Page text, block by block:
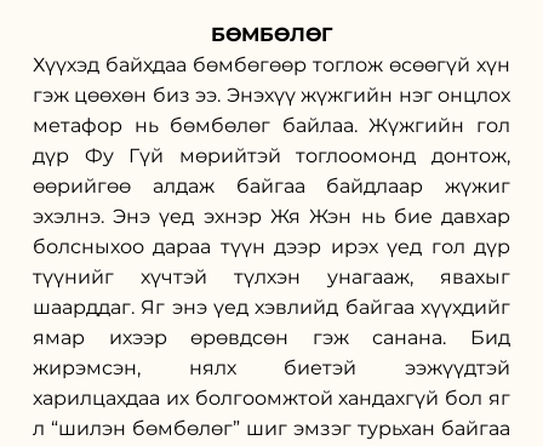
БӨМБӨЛӨГ
Хүүхэд байхдаа бөмбөгөөр тоглож өсөөгүй хүн
гэж цөөхөн биз ээ. Энэхүү жүжгийн нэг онцлох
метафор нь бөмбөлөг байлаа. Жүжгийн гол
дүр Фу Гүй мөрийтэй тоглоомонд донтож,
өөрийгөө алдаж байгаа байдлаар жүжиг
эхэлнэ. Энэ үед эхнэр Жя Жэн нь бие давхар
болсныхоо дараа түүн дээр ирэх үед гол дүр
түүнийг хүчтэй түлхэн унагааж, явахыг
шаарддаг. Яг энэ үед хэвлийд байгаа хүүхдийг
ямар ихээр өрөвдсөн гэж санана. Бид
жирэмсэн, нялх биетэй ээжүүдтэй
харилцахдаа их болгоомжтой хандахгүй бол яг
л “шилэн бөмбөлөг” шиг эмзэг турьхан байгаа